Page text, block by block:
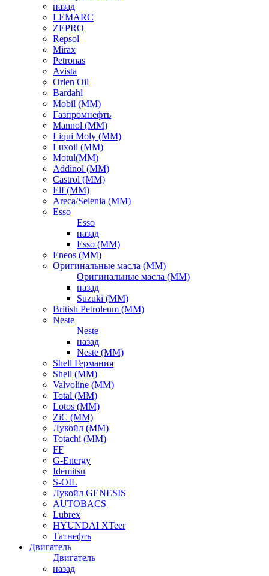
назад
LEMARC
ZEPRO
Repsol
Mirax
Petronas
Avista
Orlen Oil
Bardahl
Mobil (ММ)
Газпромнефть
Mannol (ММ)
Liqui Moly (ММ)
Luxoil (ММ)
Motul(ММ)
Addinol (ММ)
Castrol (ММ)
Elf (ММ)
Areca/Selenia (ММ)
Esso
Esso
назад
Esso (ММ)
Eneos (ММ)
Оригинальные масла (ММ)
Оригинальные масла (ММ)
назад
Suzuki (ММ)
British Petroleum (ММ)
Neste
Neste
назад
Neste (ММ)
Shell Германия
Shell (ММ)
Valvoline (ММ)
Total (ММ)
Lotos (ММ)
ZiC (ММ)
Лукойл (ММ)
Totachi (MM)
FF
G-Energy
Idemitsu
S-OIL
Лукойл GENESIS
AUTOBACS
Lubrex
HYUNDAI XTeer
Татнефть
Двигатель
Двигатель
назад